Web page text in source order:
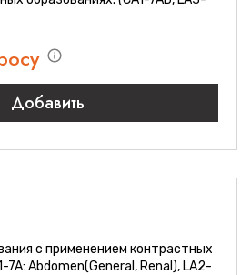
Добавить
с применением контрастных
7A: Abdomen(General, Renal), LA2-